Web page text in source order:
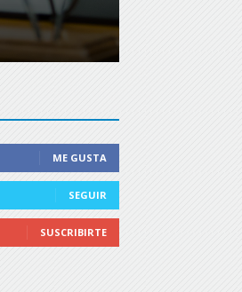
ME GUSTA
SEGUIR
SUSCRIBIRTE